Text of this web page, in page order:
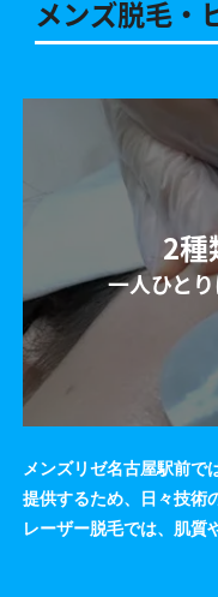
メンズ脱毛・
2種
一人ひと
メンズリゼ名古屋駅前で
提供するため、日々技術
レーザー脱毛では、肌質